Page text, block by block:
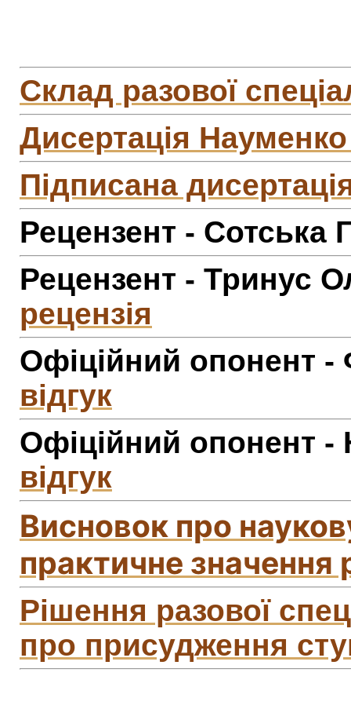
Cклад разової
Дисертація
Підписана
Рецензент - Сотська
Рецензент - Тринус
рецензія
Офіційний опонент
відгук
Офіційний опонент -
відгук
Висновок про
практичне значення
Рішення разової
про присудження